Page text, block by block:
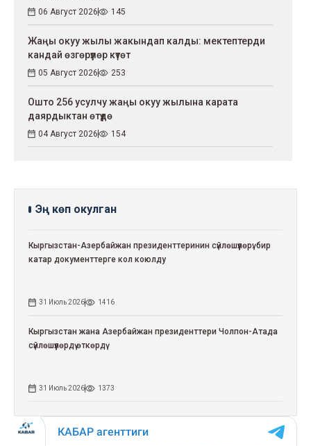
06 Август 2026 145
Жаңы окуу жылы жакындап калды: мектептерди
кандай өзгөрүүлөр күтөт
05 Август 2026 253
Ошто 256 усулчу жаңы окуу жылына карата
даярдыктан өтүүдө
04 Август 2026 154
Эң көп окулган
Кыргызстан-Азербайжан президенттеринин сүйлөшүүлөрү: бир
катар документтерге кол коюлду
31 Июль 2026 1416
Кыргызстан жана Азербайжан президенттери Чолпон-Атада
сүйлөшүүлөрдү өткөрдү
31 Июль 2026 1373